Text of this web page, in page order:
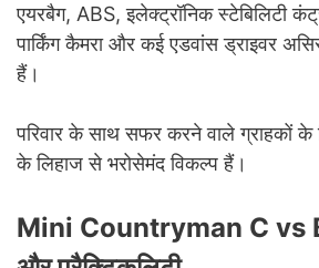
एयरबैग, ABS, इलेक्ट्रॉनिक स्टेबिलिटी
पार्किंग कैमरा और कई एडवांस ड्राइवर
हैं।
परिवार के साथ सफर करने वाले ग्राहकों के
के लिहाज से भरोसेमंद विकल्प हैं।
Mini Countryman C vs